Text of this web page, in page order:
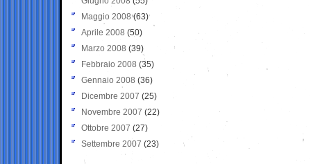
Maggio 2008(63)
Aprile 2008 (50)
Marzo 2008 (39)
Febbraio 2008 (35)
Gennaio 2008 (36)
Dicembre 2007 (25)
Novembre 2007 (22)
Ottobre 2007 (27)
Settembre 2007 (23)